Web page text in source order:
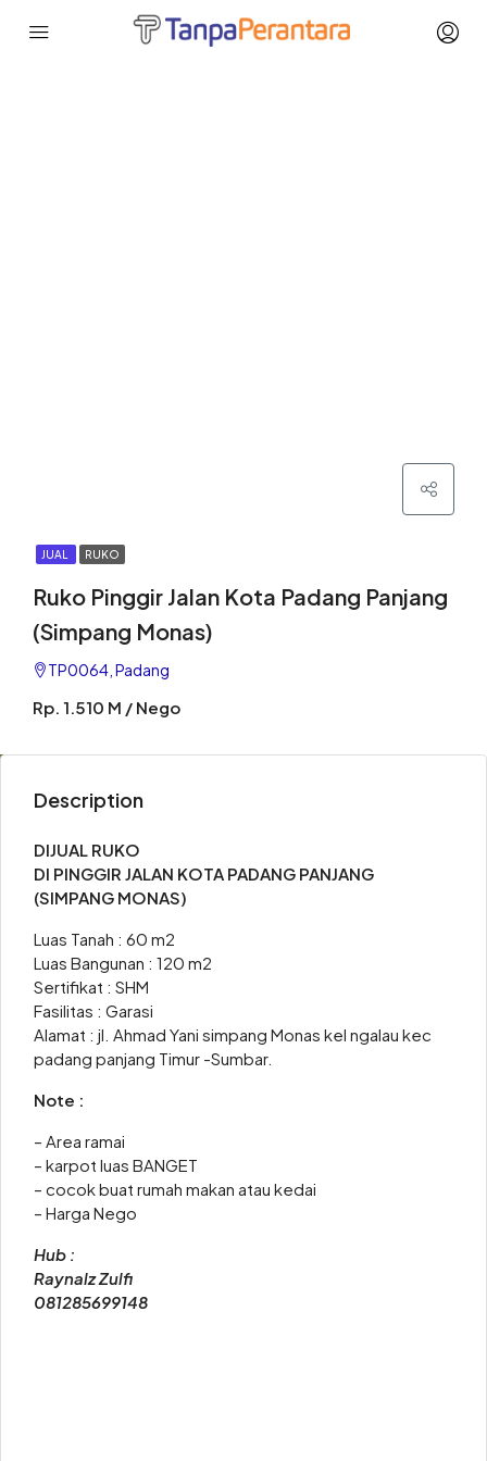
JUAL RUKO
Ruko Pinggir Jalan Kota Padang Panjang
(simpang Monas)
TP0064, Padang
Rp. 1.510 M / Nego
Description
DIJUAL RUKO
DI PINGGIR JALAN KOTA PADANG PANJANG
(SIMPANG MONAS)
Luas Tanah : 60 m2
Luas Bangunan : 120 m2
Sertifikat : SHM
Fasilitas : Garasi
Alamat : jl. Ahmad Yani simpang Monas kel ngalau kec
padang panjang Timur -Sumbar.
Note :
– Area ramai
– karpot luas BANGET
– cocok buat rumah makan atau kedai
– Harga Nego
Hub :
Raynalz Zulfi
081285699148